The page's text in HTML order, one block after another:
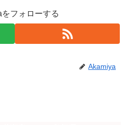
フォローする
Akamiya